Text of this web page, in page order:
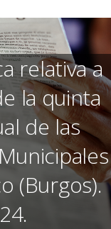
relativa a
la quinta
de las
(Burgos).